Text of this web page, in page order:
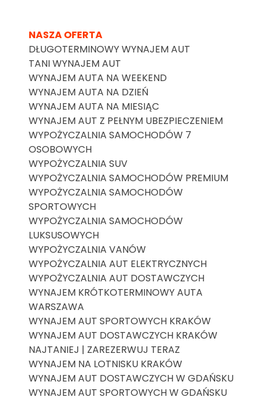
NASZA OFERTA
DŁUGOTERMINOWY WYNAJEM AUT
TANI WYNAJEM AUT
WYNAJEM AUTA NA WEEKEND
WYNAJEM AUTA NA DZIEŃ
WYNAJEM AUTA NA MIESIĄC
WYNAJEM AUT Z PEŁNYM UBEZPIECZENIEM
WYPOŻYCZALNIA SAMOCHODÓW 7
OSOBOWYCH
WYPOŻYCZALNIA SUV
WYPOŻYCZALNIA SAMOCHODÓW PREMIUM
WYPOŻYCZALNIA SAMOCHODÓW
SPORTOWYCH
WYPOŻYCZALNIA SAMOCHODÓW
LUKSUSOWYCH
WYPOŻYCZALNIA VANÓW
WYPOŻYCZALNIA AUT ELEKTRYCZNYCH
WYPOŻYCZALNIA AUT DOSTAWCZYCH
WYNAJEM KRÓTKOTERMINOWY AUTA
WARSZAWA
WYNAJEM AUT SPORTOWYCH KRAKÓW
WYNAJEM AUT DOSTAWCZYCH KRAKÓW
NAJTANIEJ | ZAREZERWUJ TERAZ
WYNAJEM NA LOTNISKU KRAKÓW
WYNAJEM AUT DOSTAWCZYCH W GDAŃSKU
WYNAJEM AUT SPORTOWYCH W GDAŃSKU